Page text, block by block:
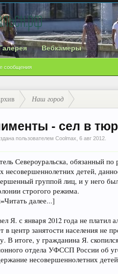
сообщения
Вебкамеры
Наш город
- сел в
пользователем Coolmax 6 авг 2012
Североуральска, обязанный
несовершеннолетних детей,
группой лиц, и у него
строгого режима.
далее...]
Я. с января 2012 года не платил
в центр занятости населения не
В итоге, у гражданина Я.
отдела УФССП России об
несовершеннолетних